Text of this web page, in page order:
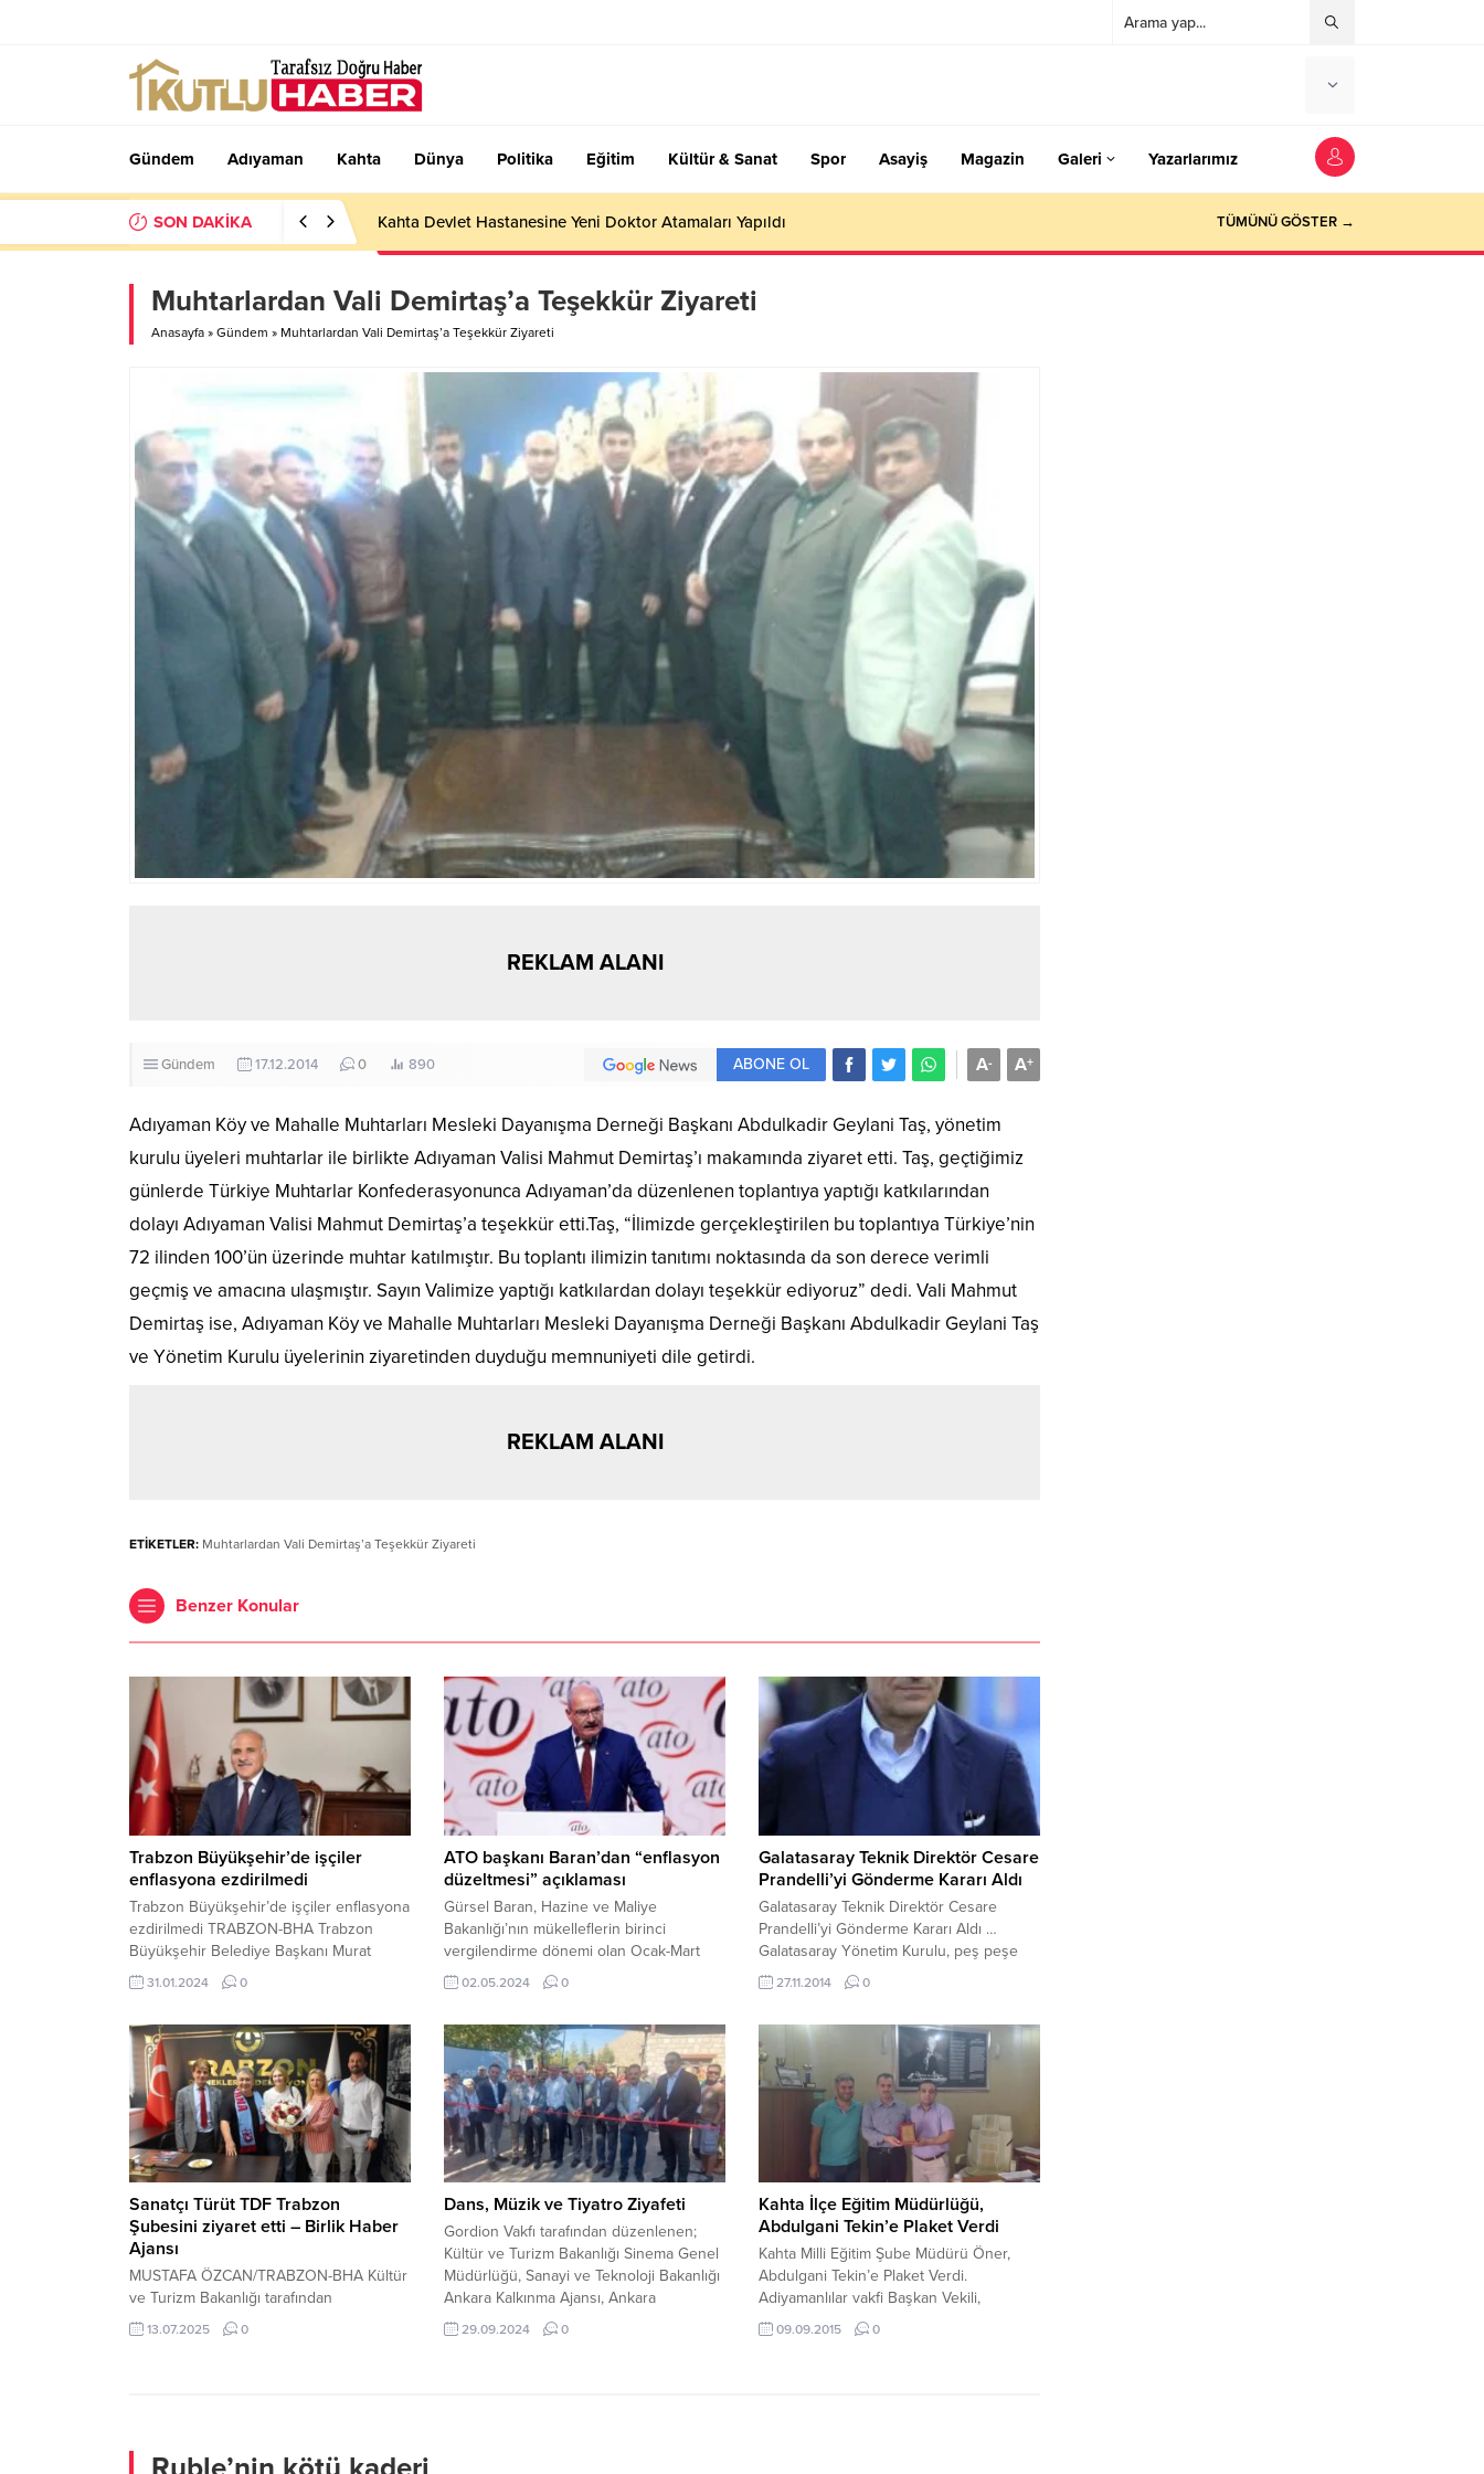
Gündem Adıyaman Kahta Dünya Politika Eğitim Kültür & Sanat Spor Asayiş Magazin Galeri Yazarlarımız
SON DAKİKA Kahta Devlet Hastanesine Yeni Doktor Atamaları Yapıldı TÜMÜNÜ GÖSTER →
Muhtarlardan Vali Demirtaş’a Teşekkür Ziyareti
Anasayfa » Gündem » Muhtarlardan Vali Demirtaş’a Teşekkür Ziyareti
REKLAM ALANI
Gündem 17.12.2014 0 890 A+
A-
ABONE OL
Adıyaman Köy ve Mahalle Muhtarları Mesleki Dayanışma Derneği Başkanı Abdulkadir Geylani Taş, yönetim
kurulu üyeleri muhtarlar ile birlikte Adıyaman Valisi Mahmut Demirtaş’ı makamında ziyaret etti. Taş, geçtiğimiz
günlerde Türkiye Muhtarlar Konfederasyonunca Adıyaman’da düzenlenen toplantıya yaptığı katkılarından
dolayı Adıyaman Valisi Mahmut Demirtaş’a teşekkür etti.Taş, “İlimizde gerçekleştirilen bu toplantıya Türkiye’nin
72 ilinden 100’ün üzerinde muhtar katılmıştır. Bu toplantı ilimizin tanıtımı noktasında da son derece verimli
geçmiş ve amacına ulaşmıştır. Sayın Valimize yaptığı katkılardan dolayı teşekkür ediyoruz” dedi. Vali Mahmut
Demirtaş ise, Adıyaman Köy ve Mahalle Muhtarları Mesleki Dayanışma Derneği Başkanı Abdulkadir Geylani Taş
ve Yönetim Kurulu üyelerinin ziyaretinden duyduğu memnuniyeti dile getirdi.
REKLAM ALANI
ETİKETLER: Muhtarlardan Vali Demirtaş’a Teşekkür Ziyareti
Benzer Konular
Trabzon Büyükşehir’de işçiler
enflasyona ezdirilmedi
Trabzon Büyükşehir’de işçiler enflasyona
ezdirilmedi TRABZON-BHA Trabzon
Büyükşehir Belediye Başkanı Murat
Zorluoğlu, görev süresi boyunca
personelinin maaş zammı ve sosyal
için tüm imkânlarını seferber ediyor. 5
yıldır çalışanın yanında bir tutum
sergileyen Başkan Zorluoğlu, Hizmet İş
Sendikası ile imzalanan Toplu İş
Sözleşmesi kapsamında Trabel,
Turkuaz,...
31.01.2024 0
ATO başkanı Baran’dan “enflasyon
düzeltmesi” açıklaması
Gürsel Baran, Hazine ve Maliye
Bakanlığı’nın mükelleflerin birinci
vergilendirme dönemi olan Ocak-Mart
2024’te enflasyon düzeltmesi
yapmamaları kararına ilişkin sosyal medya
Mayıs 2024, 11:38 yayınlandı x ATO
başkanı Baran’dan “enflasyon
düzeltmesi” açıklaması 30...
02.05.2024 0
Galatasaray Teknik Direktör Cesare
Prandelli’yi Gönderme Kararı Aldı
Galatasaray Teknik Direktör Cesare
Prandelli’yi Gönderme Kararı Aldı …
Galatasaray Yönetim Kurulu, peş peşe
gelen Trabzonspor ve Anderlecht
yenilgileri sonrası teknik direktör Cesare
Karar bu akşam açıklanması bekleniyor…
3-0’lık Trabzonspor yenilgisinin ardından
Anderlecht’e karşı da kötü bir futbolla
sahadan mağlup ayrılarak Şampiyonlar
Ligine veda...
27.11.2014 0
Sanatçı Türüt TDF Trabzon
Şubesini ziyaret etti – Birlik Haber
Ajansı
MUSTAFA ÖZCAN/TRABZON-BHA Kültür
ve Turizm Bakanlığı tarafından
düzenlenen Kültür Yolu Festivali’nde
sahne alacak olan İsmail Türüt, konser
Emniyet Müdürü Murat Esertürk ve DSİ
13.07.2025 0
Dans, Müzik ve Tiyatro Ziyafeti
Gordion Vakfı tarafından düzenlenen;
Kültür ve Turizm Bakanlığı Sinema Genel
Müdürlüğü, Sanayi ve Teknoloji Bakanlığı
Ankara Kalkınma Ajansı, Ankara
Büyükşehir Belediyesi (ABB), Polatlı
Belediyesi ve Ankara Kent Konseyi (AKK)
29.09.2024 0
Kahta İlçe Eğitim Müdürlüğü,
Abdulgani Tekin’e Plaket Verdi
Kahta Milli Eğitim Şube Müdürü Öner,
Abdulgani Tekin’e Plaket Verdi.
Adiyamanlılar vakfi Başkan Vekili,
Gölgeliler Derneği Başkanı Abdülgani
Tekin’e plaket Verildi. İlce milli eğitim
09.09.2015 0